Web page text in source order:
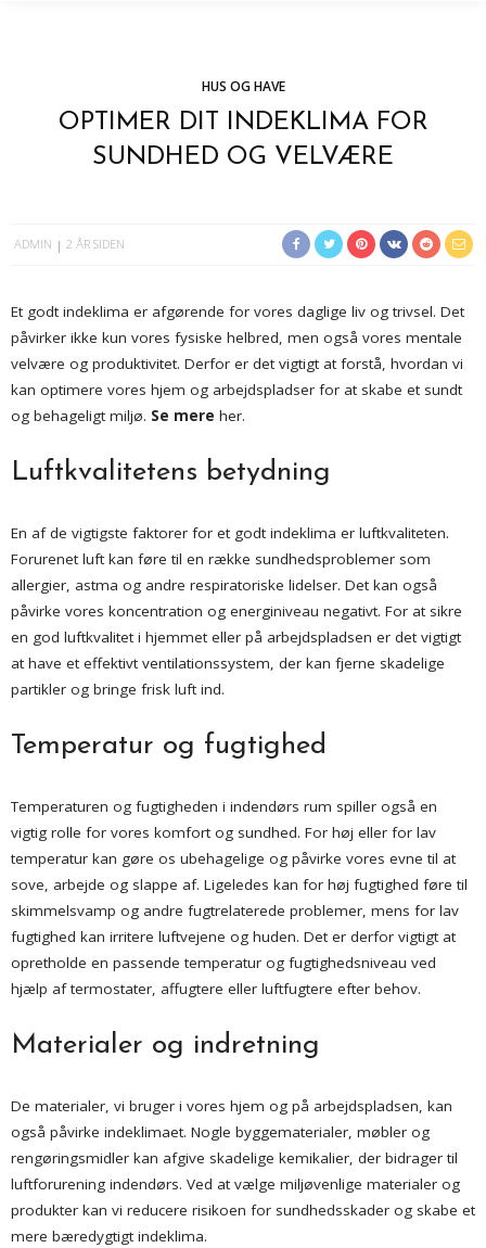
HUS OG HAVE
OPTIMER DIT INDEKLIMA FOR
SUNDHED OG VELVÆRE
ADMIN 2 ÅR SIDEN
Et godt indeklima er afgørende for vores daglige liv og trivsel. Det
påvirker ikke kun vores fysiske helbred, men også vores mentale
velvære og produktivitet. Derfor er det vigtigt at forstå, hvordan vi
kan optimere vores hjem og arbejdspladser for at skabe et sundt
og behageligt miljø. Se mere her.
Luftkvalitetens betydning
En af de vigtigste faktorer for et godt indeklima er luftkvaliteten.
Forurenet luft kan føre til en række sundhedsproblemer som
allergier, astma og andre respiratoriske lidelser. Det kan også
påvirke vores koncentration og energiniveau negativt. For at sikre
en god luftkvalitet i hjemmet eller på arbejdspladsen er det vigtigt
at have et effektivt ventilationssystem, der kan fjerne skadelige
partikler og bringe frisk luft ind.
Temperatur og fugtighed
Temperaturen og fugtigheden i indendørs rum spiller også en
vigtig rolle for vores komfort og sundhed. For høj eller for lav
temperatur kan gøre os ubehagelige og påvirke vores evne til at
sove, arbejde og slappe af. Ligeledes kan for høj fugtighed føre til
skimmelsvamp og andre fugtrelaterede problemer, mens for lav
fugtighed kan irritere luftvejene og huden. Det er derfor vigtigt at
opretholde en passende temperatur og fugtighedsniveau ved
hjælp af termostater, affugtere eller luftfugtere efter behov.
Materialer og indretning
De materialer, vi bruger i vores hjem og på arbejdspladsen, kan
også påvirke indeklimaet. Nogle byggematerialer, møbler og
rengøringsmidler kan afgive skadelige kemikalier, der bidrager til
luftforurening indendørs. Ved at vælge miljøvenlige materialer og
produkter kan vi reducere risikoen for sundhedsskader og skabe et
mere bæredygtigt indeklima.